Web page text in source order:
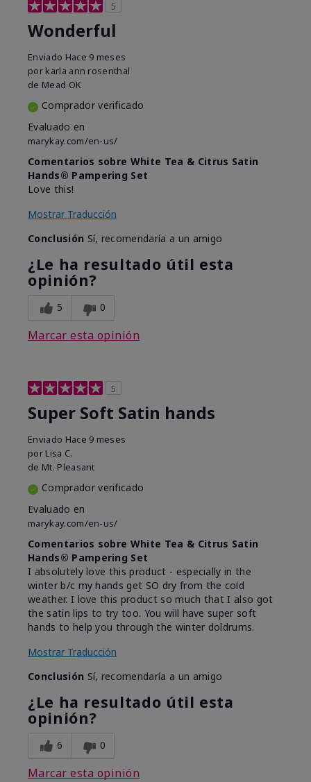
5
Wonderful
Enviado Hace 9 meses
por karla ann rosenthal
de Mead OK
Comprador verificado
Evaluado en
marykay.com/en-us/
Comentarios sobre White Tea & Citrus Satin
Hands® Pampering Set
Love this!
Mostrar Traducción
Conclusión Sí, recomendaría a un amigo
¿Le ha resultado útil esta
opinión?
5 0
Marcar esta opinión
5
Super Soft Satin hands
Enviado Hace 9 meses
por Lisa C.
de Mt. Pleasant
Comprador verificado
Evaluado en
marykay.com/en-us/
Comentarios sobre White Tea & Citrus Satin
Hands® Pampering Set
I absolutely love this product - especially in the
winter b/c my hands get SO dry from the cold
weather. I love this product so much that I also got
the satin lips to try too. You will have super soft
hands to help you through the winter doldrums.
Mostrar Traducción
Conclusión Sí, recomendaría a un amigo
¿Le ha resultado útil esta
opinión?
6 0
Marcar esta opinión